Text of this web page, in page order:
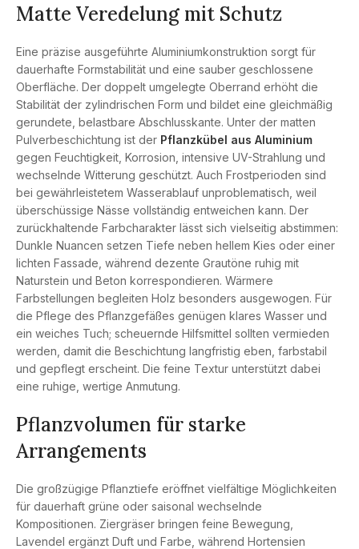
Matte Veredelung mit Schutz
Eine präzise ausgeführte Aluminiumkonstruktion sorgt für
dauerhafte Formstabilität und eine sauber geschlossene
Oberfläche. Der doppelt umgelegte Oberrand erhöht die
Stabilität der zylindrischen Form und bildet eine gleichmäßig
gerundete, belastbare Abschlusskante. Unter der matten
Pulverbeschichtung ist der Pflanzkübel aus Aluminium
gegen Feuchtigkeit, Korrosion, intensive UV-Strahlung und
wechselnde Witterung geschützt. Auch Frostperioden sind
bei gewährleistetem Wasserablauf unproblematisch, weil
überschüssige Nässe vollständig entweichen kann. Der
zurückhaltende Farbcharakter lässt sich vielseitig abstimmen:
Dunkle Nuancen setzen Tiefe neben hellem Kies oder einer
lichten Fassade, während dezente Grautöne ruhig mit
Naturstein und Beton korrespondieren. Wärmere
Farbstellungen begleiten Holz besonders ausgewogen. Für
die Pflege des Pflanzgefäßes genügen klares Wasser und
ein weiches Tuch; scheuernde Hilfsmittel sollten vermieden
werden, damit die Beschichtung langfristig eben, farbstabil
und gepflegt erscheint. Die feine Textur unterstützt dabei
eine ruhige, wertige Anmutung.
Pflanzvolumen für starke
Arrangements
Die großzügige Pflanztiefe eröffnet vielfältige Möglichkeiten
für dauerhaft grüne oder saisonal wechselnde
Kompositionen. Ziergräser bringen feine Bewegung,
Lavendel ergänzt Duft und Farbe, während Hortensien